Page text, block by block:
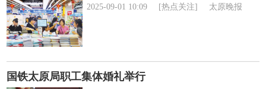
2025-09-01 10:09 [热点关注] 太原晚报
国铁太原局职工集体婚礼举行